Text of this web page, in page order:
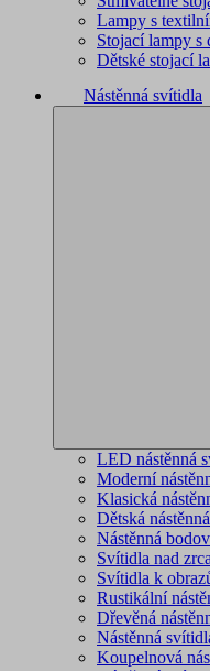
Lampy s
Stojací lampy s
Dětské stojací
Nástěnná svítidla
LED nástěnná
Moderní
Klasická
Dětská
Nástěnná
Svítidla nad
Svítidla k
Rustikální
Dřevěná
Nástěnná
Koupelnová